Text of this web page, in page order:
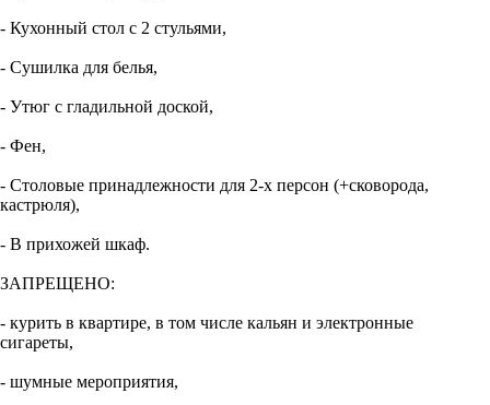
- Кухонный стол с 2 стульями,
- Сушилка для белья,
- Утюг с гладильной доской,
- Фен,
- Столовые принадлежности для 2-х персон (+сковорода,
кастрюля),
- В прихожей шкаф.
ЗАПРЕЩЕНО:
- курить в квартире, в том числе кальян и электронные
сигареты,
- шумные мероприятия,